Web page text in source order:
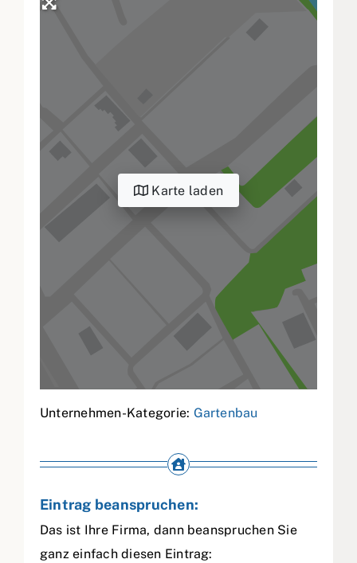
Karte laden
Unternehmen-Kategorie: Gartenbau
Eintrag beanspruchen:
Das ist Ihre Firma, dann beanspruchen Sie
ganz einfach diesen Eintrag: